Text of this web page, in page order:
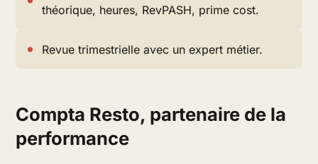
théorique, heures, RevPASH, prime cost.
Revue trimestrielle avec un expert métier.
Compta Resto, partenaire de la
performance